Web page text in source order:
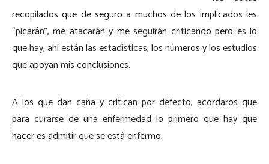
recopilados que de seguro a muchos de los implicados les
“picarán”, me atacarán y me seguirán criticando pero es lo
que hay, ahí están las estadísticas, los números y los estudios
que apoyan mis conclusiones.
A los que dan caña y critican por defecto, acordaros que
para curarse de una enfermedad lo primero que hay que
hacer es admitir que se está enfermo.